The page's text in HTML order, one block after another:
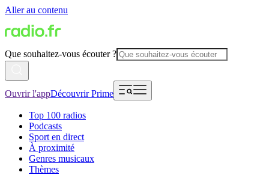
Aller au contenu
Que souhaitez-vous écouter ?
Ouvrir l'appDécouvrir Prime
Top 100 radios
Podcasts
Sport en direct
À proximité
Genres musicaux
Thèmes